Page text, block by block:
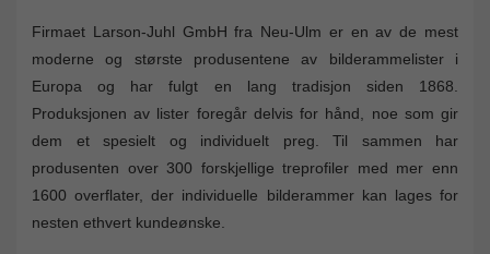
Firmaet Larson-Juhl GmbH fra Neu-Ulm er en av de mest
moderne og største produsentene av bilderammelister i
Europa og har fulgt en lang tradisjon siden 1868.
Produksjonen av lister foregår delvis for hånd, noe som gir
dem et spesielt og individuelt preg. Til sammen har
produsenten over 300 forskjellige treprofiler med mer enn
1600 overflater, der individuelle bilderammer kan lages for
nesten ethvert kundeønske.